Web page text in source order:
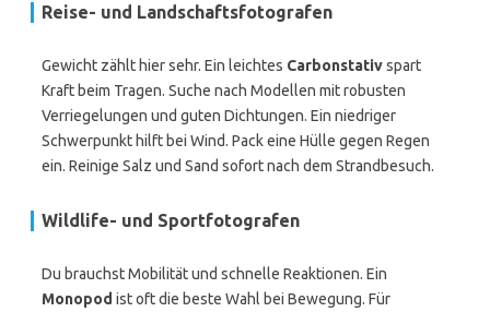
Reise- und Landschaftsfotografen
Gewicht zählt hier sehr. Ein leichtes Carbonstativspart
Kraft beim Tragen. Suche nach Modellen mit robusten
Verriegelungen und guten Dichtungen. Ein niedriger
Schwerpunkt hilft bei Wind. Pack eine Hülle gegen Regen
ein. Reinige Salz und Sand sofort nach dem Strandbesuch.
Wildlife- und Sportfotografen
Du brauchst Mobilität und schnelle Reaktionen. Ein
Monopod ist oft die beste Wahl bei Bewegung. Für